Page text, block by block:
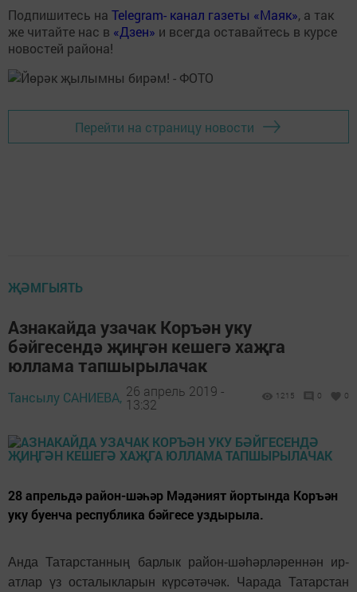
Подпишитесь на Telegram- канал газеты «Маяк», а так
же читайте нас в «Дзен» и всегда оставайтесь в курсе
новостей района!
Перейти на страницу новости
ҖӘМГЫЯТЬ
Азнакайда узачак Коръән уку
бәйгесендә җиңгән кешегә хаҗга
юллама тапшырылачак
Тансылу САНИЕВА, 26 апрель 2019 -
13:32
1215 0 0
28 апрельдә район-шәһәр Мәдәният йортында Коръән
уку буенча республика бәйгесе уздырыла.
Анда Татарстанның барлык район-шәһәрләреннән ир-
атлар үз осталыкларын күрсәтәчәк. Чарада Татарстан